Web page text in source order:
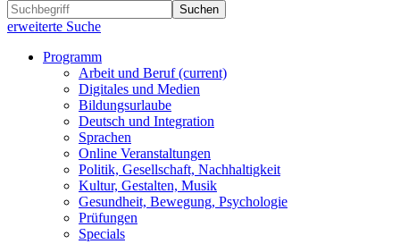
Suchen
erweiterte Suche
Programm
Arbeit und Beruf(current)
Digitales und Medien
Bildungsurlaube
Deutsch und Integration
Sprachen
Online Veranstaltungen
Politik, Gesellschaft, Nachhaltigkeit
Kultur, Gestalten, Musik
Gesundheit, Bewegung, Psychologie
Prüfungen
Specials